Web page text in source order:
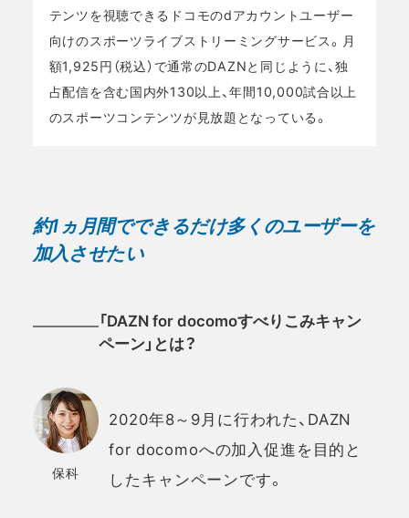
テンツを視聴できるドコモのdアカウントユーザー
向けのスポーツライブストリーミングサービス。月
額1,925円（税込）で通常のDAZNと同じように、独
占配信を含む国内外130以上、年間10,000試合以上
のスポーツコンテンツが見放題となっている。
約1ヵ月間でできるだけ多くのユーザーを
加入させたい
「DAZN for docomoすべりこみキャン
ペーン」とは？
保科
2020年8～9月に行われた、DAZN
for docomoへの加入促進を目的と
したキャンペーンです。